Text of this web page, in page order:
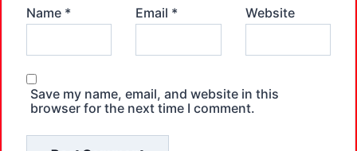
Name * Email * Website
Save my name, email, and website in this
browser for the next time I comment.